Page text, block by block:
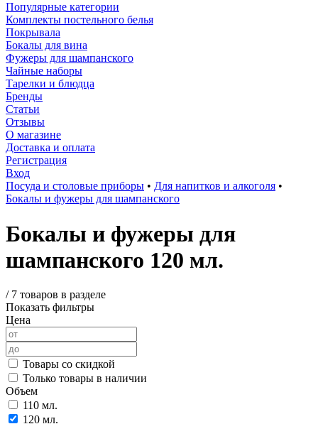
Популярные категории
Комплекты постельного белья
Покрывала
Бокалы для вина
Фужеры для шампанского
Чайные наборы
Тарелки и блюдца
Бренды
Статьи
Отзывы
О магазине
Доставка и оплата
Регистрация
Вход
Посуда и столовые приборы • Для напитков и алкоголя •
Бокалы и фужеры для шампанского
Бокалы и фужеры для
шампанского 120 мл.
/ 7 товаров в разделе
Показать фильтры
Цена
Товары со скидкой
Только товары в наличии
Объем
110 мл.
120 мл.